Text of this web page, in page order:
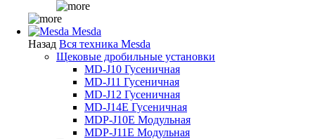
Mesda
Назад Вся техника Mesda
Щековые дробильные установки
MD-J10 Гусеничная
MD-J11 Гусеничная
MD-J12 Гусеничная
MD-J14E Гусеничная
MDP-J10E Модульная
MDP-J11E Модульная